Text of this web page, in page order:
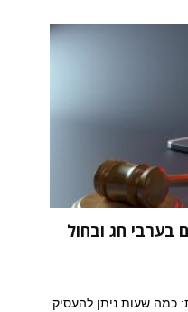
בערבי חג ובחול
כמה שעות ניתן להעסיק